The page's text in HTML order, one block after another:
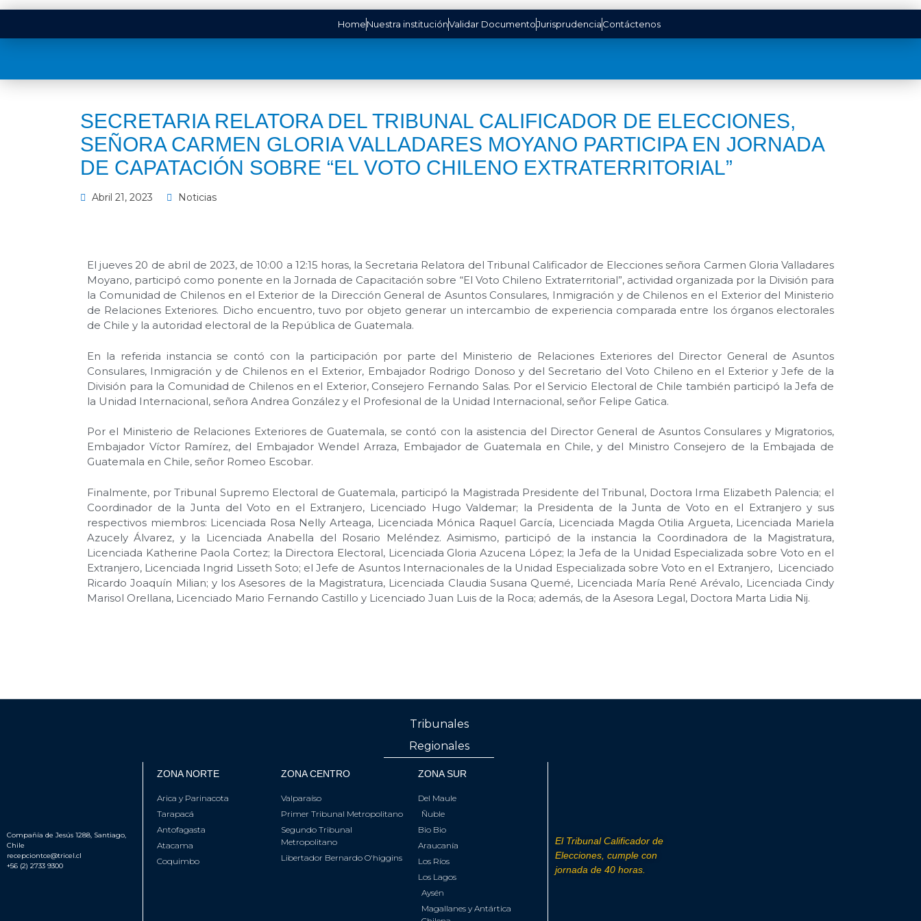
HomeNuestra instituciónValidar DocumentoJurisprudenciaContáctenos
SECRETARIA RELATORA DEL TRIBUNAL CALIFICADOR DE ELECCIONES,
SEÑORA CARMEN GLORIA VALLADARES MOYANO PARTICIPA EN JORNADA
DE CAPATACIÓN SOBRE “EL VOTO CHILENO EXTRATERRITORIAL”
Abril 21, 2023 Noticias
El jueves 20 de abril de 2023, de 10:00 a 12:15 horas, la Secretaria Relatora del Tribunal Calificador de Elecciones señora Carmen Gloria Valladares
Moyano, participó como ponente en la Jornada de Capacitación sobre “El Voto Chileno Extraterritorial”, actividad organizada por la División para
la Comunidad de Chilenos en el Exterior de la Dirección General de Asuntos Consulares, Inmigración y de Chilenos en el Exterior del Ministerio
de Relaciones Exteriores. Dicho encuentro, tuvo por objeto generar un intercambio de experiencia comparada entre los órganos electorales
de Chile y la autoridad electoral de la República de Guatemala.
En la referida instancia se contó con la participación por parte del Ministerio de Relaciones Exteriores del Director General de Asuntos
Consulares, Inmigración y de Chilenos en el Exterior, Embajador Rodrigo Donoso y del Secretario del Voto Chileno en el Exterior y Jefe de la
División para la Comunidad de Chilenos en el Exterior, Consejero Fernando Salas. Por el Servicio Electoral de Chile también participó la Jefa de
la Unidad Internacional, señora Andrea González y el Profesional de la Unidad Internacional, señor Felipe Gatica.
Por el Ministerio de Relaciones Exteriores de Guatemala, se contó con la asistencia del Director General de Asuntos Consulares y Migratorios,
Embajador Víctor Ramírez, del Embajador Wendel Arraza, Embajador de Guatemala en Chile, y del Ministro Consejero de la Embajada de
Guatemala en Chile, señor Romeo Escobar.
Finalmente, por Tribunal Supremo Electoral de Guatemala, participó la Magistrada Presidente del Tribunal, Doctora Irma Elizabeth Palencia; el
Coordinador de la Junta del Voto en el Extranjero, Licenciado Hugo Valdemar; la Presidenta de la Junta de Voto en el Extranjero y sus
respectivos miembros: Licenciada Rosa Nelly Arteaga, Licenciada Mónica Raquel García, Licenciada Magda Otilia Argueta, Licenciada Mariela
Azucely Álvarez, y la Licenciada Anabella del Rosario Meléndez. Asimismo, participó de la instancia la Coordinadora de la Magistratura,
Licenciada Katherine Paola Cortez; la Directora Electoral, Licenciada Gloria Azucena López; la Jefa de la Unidad Especializada sobre Voto en el
Extranjero, Licenciada Ingrid Lisseth Soto; el Jefe de Asuntos Internacionales de la Unidad Especializada sobre Voto en el Extranjero, Licenciado
Ricardo Joaquín Milian; y los Asesores de la Magistratura, Licenciada Claudia Susana Quemé, Licenciada María René Arévalo, Licenciada Cindy
Marisol Orellana, Licenciado Mario Fernando Castillo y Licenciado Juan Luis de la Roca; además, de la Asesora Legal, Doctora Marta Lidia Nij.
Tribunales
Regionales
Compañía de Jesús 1288, Santiago,
Chile
recepciontce@tricel.cl
+56 (2) 2733 9300
ZONA NORTE
Arica y Parinacota
Tarapacá
Antofagasta
Atacama
Coquimbo
ZONA CENTRO
Valparaíso
Primer Tribunal Metropolitano
Segundo Tribunal
Metropolitano
Libertador Bernardo O'higgins
ZONA SUR
Del Maule
Ñuble
Bio Bio
Araucanía
Los Ríos
Los Lagos
Aysén
Magallanes y Antártica
El Tribunal Calificador de
Elecciones, cumple con
jornada de 40 horas.